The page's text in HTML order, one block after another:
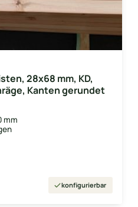
28x68 mm, KD,
Kanten gerundet
mm
konfigurierbar